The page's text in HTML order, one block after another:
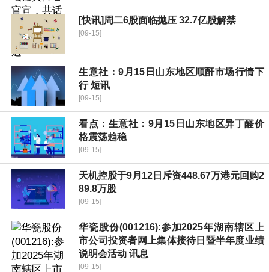
[快讯]周二6股面临抛压 32.7亿股解禁
[09-15]
生意社：9月15日山东地区顺酐市场行情下
行 短讯
[09-15]
看点：生意社：9月15日山东地区异丁醛价
格震荡趋稳
[09-15]
天机控股于9月12日斥资448.67万港元回购2
89.8万股
[09-15]
华瓷股份(001216):参加2025年湖南辖区上
市公司投资者网上集体接待日暨半年度业绩
说明会活动 讯息
[09-15]